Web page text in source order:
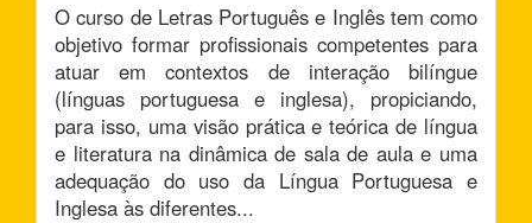
O curso de Letras Português e Inglês tem como
objetivo formar profissionais competentes para
atuar em contextos de interação bilíngue
(línguas portuguesa e inglesa), propiciando,
para isso, uma visão prática e teórica de língua
e literatura na dinâmica de sala de aula e uma
adequação do uso da Língua Portuguesa e
Inglesa às diferentes...